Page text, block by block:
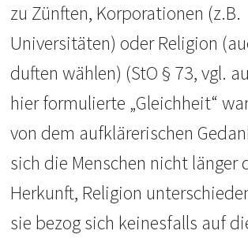
zu Zünften, Korporationen (z.B.
Universitäten) oder Religion
duften wählen) (StO § 73, vgl.
hier formulierte „Gleichheit“
von dem aufklärerischen
sich die Menschen nicht länger
Herkunft, Religion
sie bezog sich keinesfalls auf